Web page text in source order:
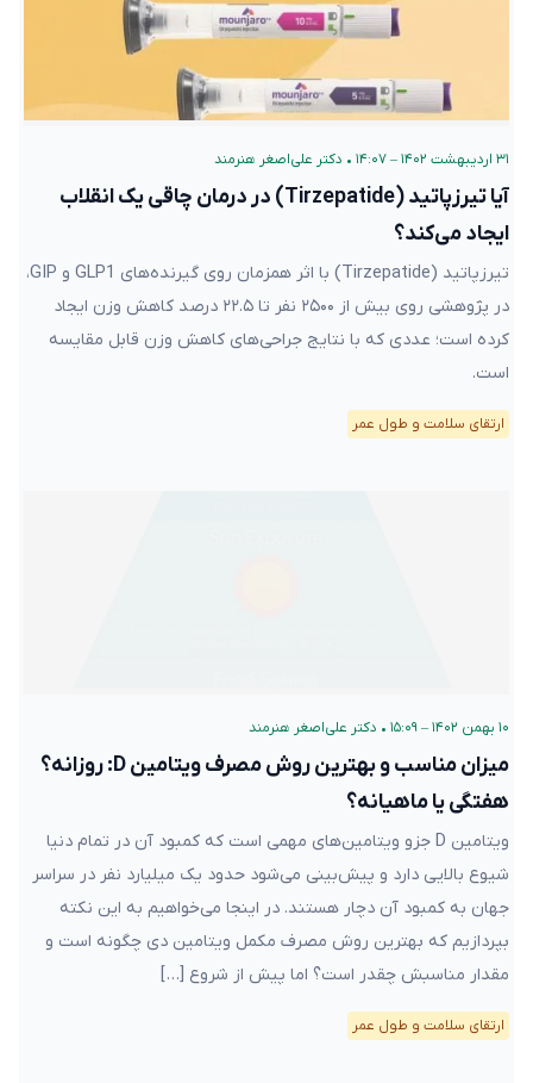
۳۱ اردیبهشت ۱۴۰۲ – ۱۴:۰۷ • دکتر علی‌اصغر هنرمند
آیا تیرزپاتید (Tirzepatide) در درمان چاقی یک انقلاب
ایجاد می‌کند؟
تیرزپاتید (Tirzepatide) با اثر همزمان روی گیرنده‌های GLP1 و GIP،
در پژوهشی روی بیش از ۲۵۰۰ نفر تا ۲۲.۵ درصد کاهش وزن ایجاد
کرده است؛ عددی که با نتایج جراحی‌های کاهش وزن قابل مقایسه
است.
ارتقای سلامت و طول عمر
۱۰ بهمن ۱۴۰۲ – ۱۵:۰۹ • دکتر علی‌اصغر هنرمند
میزان مناسب و بهترین روش مصرف ویتامین D: روزانه؟
هفتگی یا ماهیانه؟
ویتامین D جزو ویتامین‌های مهمی است که کمبود آن در تمام دنیا
شیوع بالایی دارد و پیش‌بینی می‌شود حدود یک میلیارد نفر در سراسر
جهان به کمبود آن دچار هستند. در اینجا می‌خواهیم به این نکته
بپردازیم که بهترین روش مصرف مکمل ویتامین دی چگونه است و
مقدار مناسبش چقدر است؟ اما پیش از شروع […]
ارتقای سلامت و طول عمر